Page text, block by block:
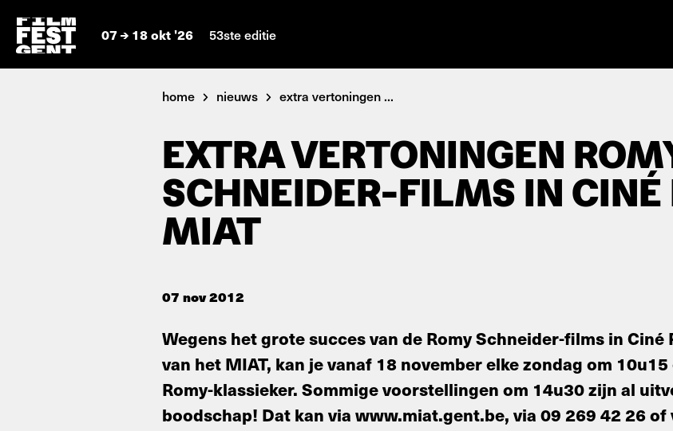
07 18 okt '26 53ste editie
home nieuws extra vertoningen ...
EXTRA VERTONINGEN
SCHNEIDER-FILMS IN CINÉ
MIAT
07 nov 2012
Wegens het grote succes van de Romy Schneider-films in
van het MIAT, kan je vanaf 18 november elke zondag om
Romy-klassieker. Sommige voorstellingen om 14u30 zijn al
boodschap! Dat kan via www.miat.gent.be, via 09 269 42 26 of